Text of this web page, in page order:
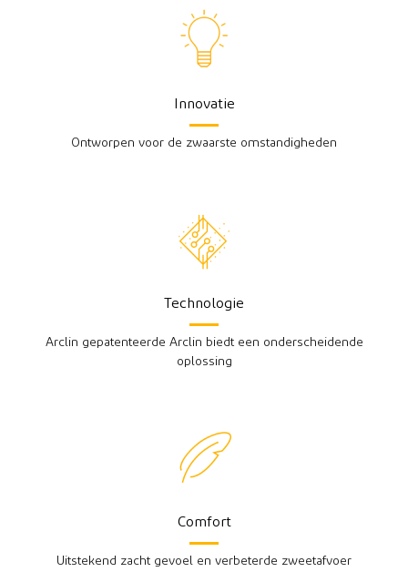
Innovatie
Ontworpen voor de zwaarste omstandigheden
Technologie
Arclin gepatenteerde Arclin biedt een onderscheidende
oplossing
Comfort
Uitstekend zacht gevoel en verbeterde zweetafvoer